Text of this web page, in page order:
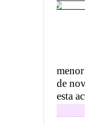
de
esta